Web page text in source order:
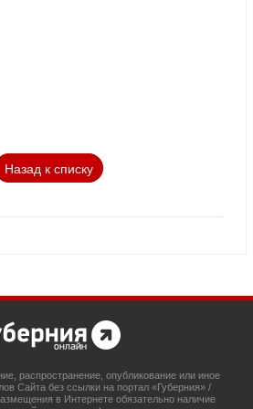
Назад к списку
распространение, опубликование или иное
Сайта без ссылки на портал «Губерния» /
в Интернете обязательно наличие